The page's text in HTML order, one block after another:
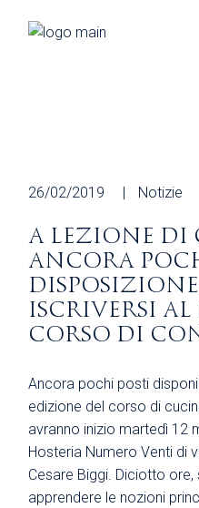
26/02/2019 Notizie
A LEZIONE DI
ANCORA
ISCRIVERSI
CORSO DI
Ancora pochi posti
edizione del corso di
avranno inizio martedì 12
Hosteria Numero Venti di
Cesare Biggi. Diciotto ore,
apprendere le nozioni